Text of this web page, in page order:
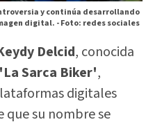
y continúa desarrollando
digital. -Foto: redes sociales
Delcid, conocida
'La Sarca Biker',
digitales
que su nombre se